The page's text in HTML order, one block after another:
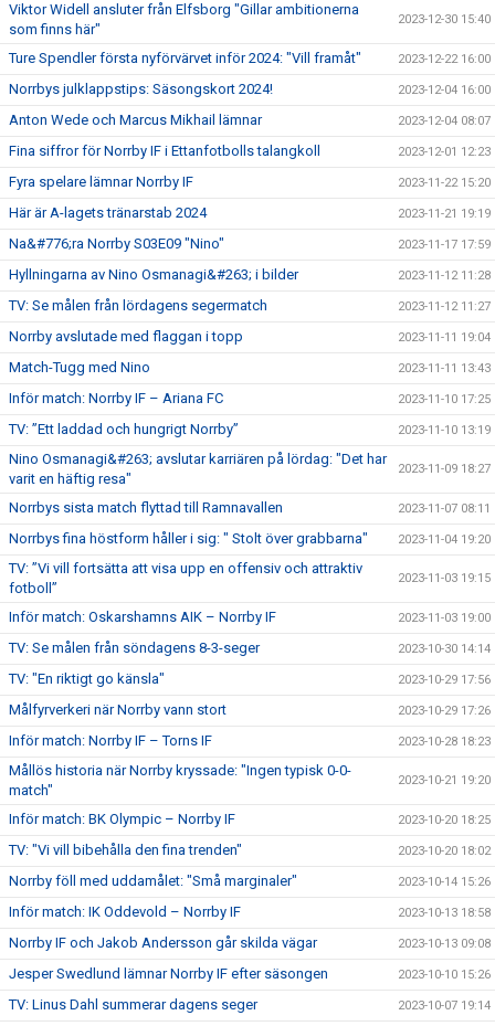
Viktor Widell ansluter från Elfsborg "Gillar ambitionerna
som finns här"
2023-12-30 15:40
Ture Spendler första nyförvärvet inför 2024: "Vill framåt" 2023-12-22 16:00
Norrbys julklappstips: Säsongskort 2024! 2023-12-04 16:00
Anton Wede och Marcus Mikhail lämnar 2023-12-04 08:07
Fina siffror för Norrby IF i Ettanfotbolls talangkoll 2023-12-01 12:23
Fyra spelare lämnar Norrby IF 2023-11-22 15:20
Här är A-lagets tränarstab 2024 2023-11-21 19:19
Na&#776;ra Norrby S03E09 "Nino" 2023-11-17 17:59
Hyllningarna av Nino Osmanagi&#263; i bilder 2023-11-12 11:28
TV: Se målen från lördagens segermatch 2023-11-12 11:27
Norrby avslutade med flaggan i topp 2023-11-11 19:04
Match-Tugg med Nino 2023-11-11 13:43
Inför match: Norrby IF – Ariana FC 2023-11-10 17:25
TV: ”Ett laddad och hungrigt Norrby” 2023-11-10 13:19
Nino Osmanagi&#263; avslutar karriären på lördag: "Det har
varit en häftig resa"
2023-11-09 18:27
Norrbys sista match flyttad till Ramnavallen 2023-11-07 08:11
Norrbys fina höstform håller i sig: " Stolt över grabbarna" 2023-11-04 19:20
TV: ”Vi vill fortsätta att visa upp en offensiv och attraktiv
fotboll”
2023-11-03 19:15
Inför match: Oskarshamns AIK – Norrby IF 2023-11-03 19:00
TV: Se målen från söndagens 8-3-seger 2023-10-30 14:14
TV: "En riktigt go känsla" 2023-10-29 17:56
Målfyrverkeri när Norrby vann stort 2023-10-29 17:26
Inför match: Norrby IF – Torns IF 2023-10-28 18:23
Mållös historia när Norrby kryssade: "Ingen typisk 0-0-
match"
2023-10-21 19:20
Inför match: BK Olympic – Norrby IF 2023-10-20 18:25
TV: "Vi vill bibehålla den fina trenden" 2023-10-20 18:02
Norrby föll med uddamålet: "Små marginaler" 2023-10-14 15:26
Inför match: IK Oddevold – Norrby IF 2023-10-13 18:58
Norrby IF och Jakob Andersson går skilda vägar 2023-10-13 09:08
Jesper Swedlund lämnar Norrby IF efter säsongen 2023-10-10 15:26
TV: Linus Dahl summerar dagens seger 2023-10-07 19:14